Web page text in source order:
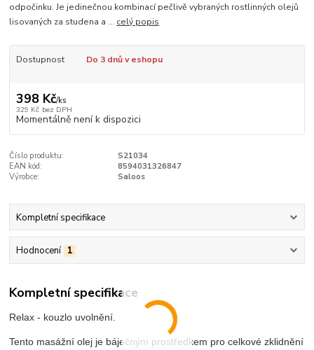
odpočinku. Je jedinečnou kombinací pečlivě vybraných rostlinných olejů
lisovaných za studena a ... celý popis
Dostupnost Do 3 dnů v eshopu
398 Kč/ks
329 Kč bez DPH
Momentálně není k dispozici
Číslo produktu:
S21034
EAN kód:
8594031326847
Výrobce:
Saloos
Kompletní specifikace
Hodnocení 1
Kompletní specifikace
Relax - kouzlo uvolnění.
Tento masážní olej je báječným prostředkem pro celkové zklidnění